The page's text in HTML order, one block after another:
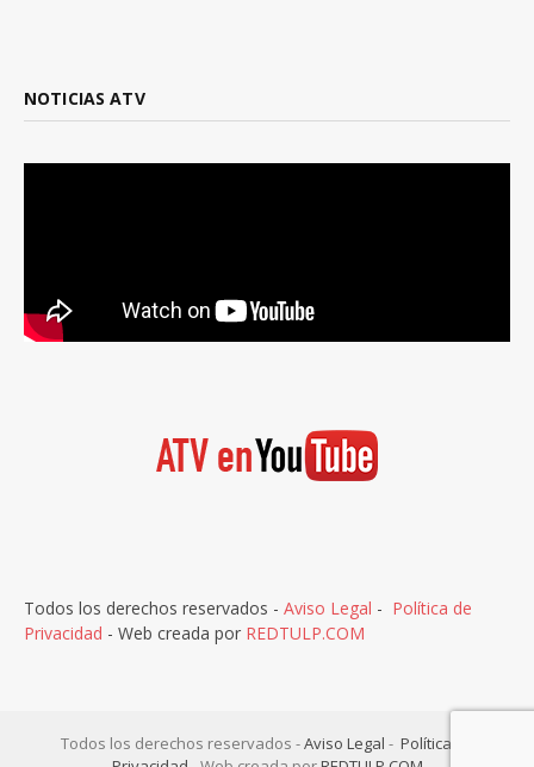
NOTICIAS ATV
Todos los derechos reservados - Aviso Legal - Política de
Privacidad - Web creada por REDTULP.COM
Todos los derechos reservados -Aviso Legal - Política de